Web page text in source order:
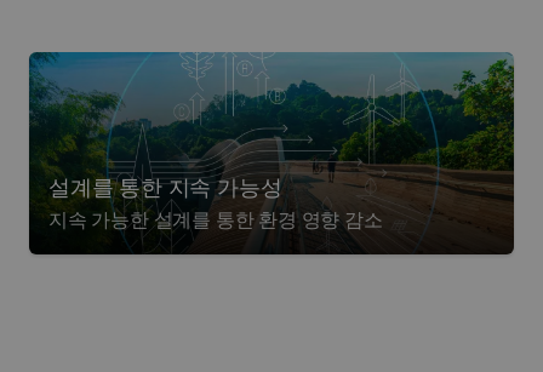
설계를 통한 지속 가능성
지속 가능한 설계를 통한 환경 영향 감소